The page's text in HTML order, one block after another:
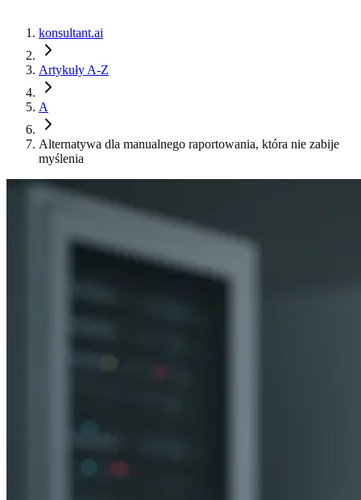
konsultant.ai
Artykuły A-Z
A
Alternatywa dla manualnego raportowania, która nie zabije
myślenia